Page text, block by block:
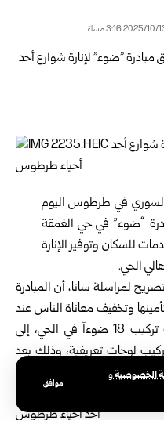
الخصوصيةو
موافق
في طرطوس اليوم
“ضوء” في حي الغمقة
للسكان وتوفير الإنارة
الحي.
لمراسلة سانا، أن المبادرة
وتخفيف معاناة الناس عند
انقطاع الكهرباء في الشوارع، وشملت تركيب 18 ضوءاً في الحي، إلى
لوحات تعريفية، وذلك بعد
وانعدام الإنارة ليلاً.